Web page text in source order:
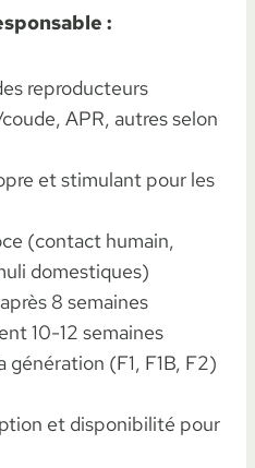
:
reproducteurs
APR, autres selon
et stimulant pour les
(contact humain,
domestiques)
8 semaines
10-12 semaines
génération (F1, F1B, F2)
et disponibilité pour